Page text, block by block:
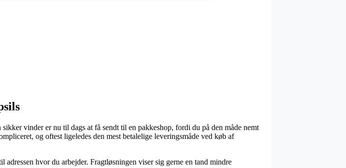
vinder er nu til dags at få sendt til en pakkeshop, fordi du på den måde nemt
og oftest ligeledes den mest betalelige leveringsmåde ved køb af
hvor du arbejder. Fragtløsningen viser sig gerne en tand mindre